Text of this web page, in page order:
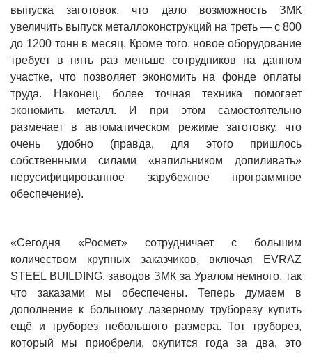
выпуска заготовок, что дало возможность ЗМК
увеличить выпуск металлоконструкций на треть — с 800
до 1200 тонн в месяц. Кроме того, новое оборудование
требует в пять раз меньше сотрудников на данном
участке, что позволяет экономить на фонде оплаты
труда. Наконец, более точная техника помогает
экономить металл. И при этом самостоятельно
размечает в автоматическом режиме заготовку, что
очень удобно (правда, для этого пришлось
собственными силами «напильником допиливать»
нерусифицированное зарубежное программное
обеспечение).
«Сегодня «Росмет» сотрудничает с большим
количеством крупных заказчиков, включая EVRAZ
STEEL BUILDING, заводов ЗМК за Уралом немного, так
что заказами мы обеспечены. Теперь думаем в
дополнение к большому лазерному труборезу купить
ещё и труборез небольшого размера. Тот труборез,
который мы приобрели, окупится года за два, это